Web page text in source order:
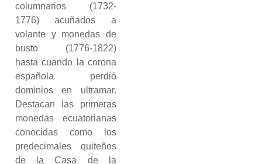
columnarios (1732-
1776) acuñados a
volante y monedas de
busto (1776-1822)
hasta cuando la corona
española perdió
dominios en ultramar.
Destacan las primeras
monedas ecuatorianas
conocidas como los
predecimales quiteños
de la Casa de la